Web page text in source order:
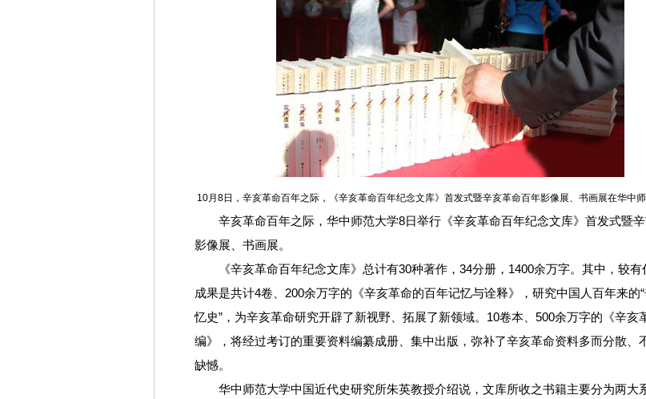
10月8日，辛亥革命百年之际，《辛亥革命百年纪念文库》首发式暨辛亥革命百年影像展、书画展在华中师
辛亥革命百年之际，华中师范大学8日举行《辛亥革命百年纪念文库》首发式暨
影像展、书画展。
《辛亥革命百年纪念文库》总计有30种著作，34分册，1400余万字。其中，较有
成果是共计4卷、200余万字的《辛亥革命的百年记忆与诠释》，研究中国人百年来的
忆史”，为辛亥革命研究开辟了新视野、拓展了新领域。10卷本、500余万字的《辛亥
编》，将经过考订的重要资料编纂成册、集中出版，弥补了辛亥革命资料多而分散、
缺憾。
华中师范大学中国近代史研究所朱英教授介绍说，文库所收之书籍主要分为两大